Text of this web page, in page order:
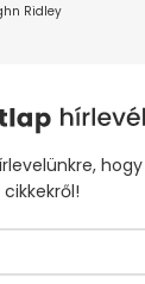
Ridley